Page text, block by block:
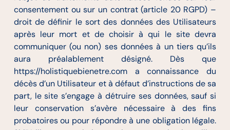
consentement ou sur un contrat (article 20 RGPD) –
droit de définir le sort des données des Utilisateurs
après leur mort et de choisir à qui le site devra
communiquer (ou non) ses données à un tiers qu’ils
aura préalablement désigné. Dès que
https://holistiquebienetre.com a connaissance du
décès d’un Utilisateur et à défaut d’instructions de sa
part, le site s’engage à détruire ses données, sauf si
leur conservation s’avère nécessaire à des fins
probatoires ou pour répondre à une obligation légale.